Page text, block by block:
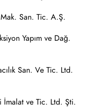
San. Tic. A.Ş.
Yapım ve Dağ.
San. Ve Tic. Ltd.
İmalat ve Tic. Ltd. Şti.